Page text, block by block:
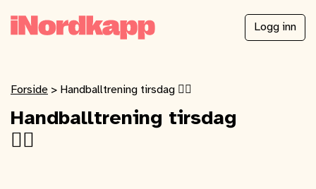
Logg inn
Forside > Handballtrening tirsdag 🤾‍♂️
Handballtrening tirsdag
🤾‍♂️